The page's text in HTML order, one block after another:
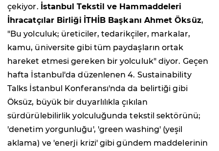
çekiyor. İstanbul Tekstil ve Hammaddeleri
İhracatçılar Birliği İTHİB Başkanı Ahmet Öksüz,
"Bu yolculuk; üreticiler, tedarikçiler, markalar,
kamu, üniversite gibi tüm paydaşların ortak
hareket etmesi gereken bir yolculuk" diyor. Geçen
hafta İstanbul'da düzenlenen 4. Sustainability
Talks İstanbul Konferansı'nda da belirtiği gibi
Öksüz, büyük bir duyarlılıkla çıkılan
sürdürülebilirlik yolculuğunda tekstil sektörünü;
'denetim yorgunluğu', 'green washing' (yeşil
aklama) ve 'enerji krizi' gibi gündem maddelerinin